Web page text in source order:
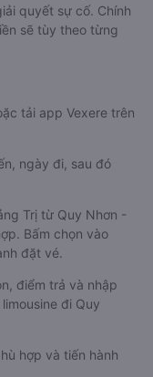
quyết sự cố. Chính
sẽ tùy theo từng
tải app Vexere trên
ngày đi, sau đó
Trị từ Quy Nhơn -
Bấm chọn vào
đặt vé.
điểm trả và nhập
đi Quy
hợp và tiến hành